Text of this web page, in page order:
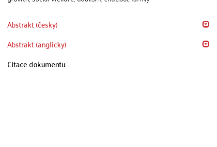
Abstrakt (česky)
Abstrakt (anglicky)
Citace dokumentu